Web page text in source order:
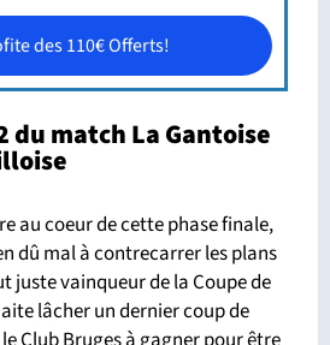
des 110€ Offerts!
du match La Gantoise
au coeur de cette phase finale,
dû mal à contrecarrer les plans
juste vainqueur de la Coupe de
lâcher un dernier coup de